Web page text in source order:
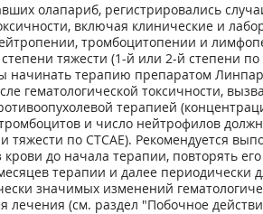
олапариб, регистрировались
включая клинические и
тромбоцитопении и
тяжести (1-й или 2-й степени
начинать терапию препаратом
гематологической токсичности,
терапией
и число нейтрофилов
тяжести по СТСАЕ). Рекомендуется
до начала терапии, повторять
терапии и далее периодически
значимых изменений
лечения (см. раздел "Побочное